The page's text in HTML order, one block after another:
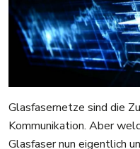
Glasfasernetze sind die
Kommunikation. Aber
Glasfaser nun eigentlich